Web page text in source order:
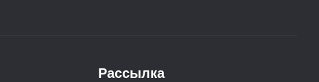
Рассылка